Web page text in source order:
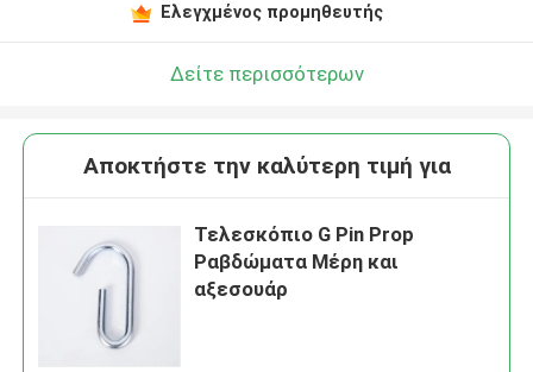
Ελεγχμένος προμηθευτής
Δείτε περισσότερων
Αποκτήστε την καλύτερη τιμή για
Τελεσκόπιο G Pin Prop
Ραβδώματα Μέρη και
αξεσουάρ